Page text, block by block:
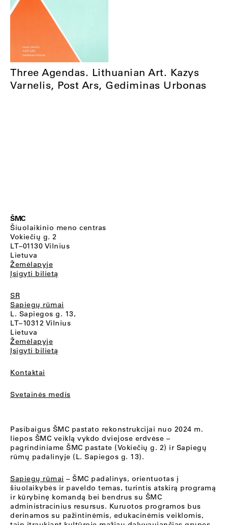
Three Agendas. Lithuanian Art. Kazys
Varnelis, Post Ars, Gediminas Urbonas
ŠMC
Šiuolaikinio meno centras
Vokiečių g. 2
LT–01130 Vilnius
Lietuva
Žemėlapyje
Įsigyti bilietą
SR
Sapiegų rūmai
L. Sapiegos g. 13,
LT–10312 Vilnius
Lietuva
Žemėlapyje
Įsigyti bilietą
Kontaktai
Svetainės medis
Pasibaigus ŠMC pastato rekonstrukcijai nuo 2024 m.
liepos ŠMC veiklą vykdo dviejose erdvėse –
pagrindiniame ŠMC pastate (Vokiečių g. 2) ir Sapiegų
rūmų padalinyje (L. Sapiegos g. 13).
Sapiegų rūmai – ŠMC padalinys, orientuotas į
šiuolaikybės ir paveldo temas, turintis atskirą programą
ir kūrybinę komandą bei bendrus su ŠMC
administracinius resursus. Kuruotos programos bus
derinamos su pažintinėmis, edukacinėmis veiklomis,